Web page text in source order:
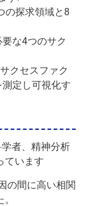
の探求領域と8
な4つのサク
クセスファク
定し可視化す
者、精神分析
ています
の間に高い相関